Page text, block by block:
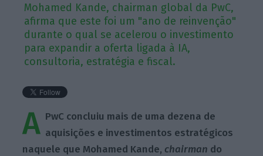
Mohamed Kande, chairman global da PwC,
afirma que este foi um "ano de reinvenção"
durante o qual se acelerou o investimento
para expandir a oferta ligada à IA,
consultoria, estratégia e fiscal.
A PwC concluiu mais de uma dezena de
aquisições e investimentos estratégicos
naquele que Mohamed Kande, chairman do